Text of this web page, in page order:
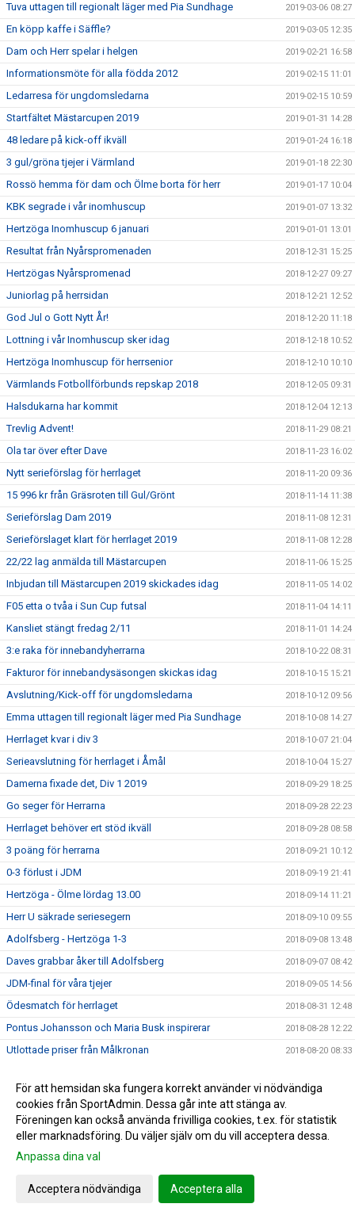
Tuva uttagen till regionalt läger med Pia Sundhage 2019-03-06 08:27
En köpp kaffe i Säffle? 2019-03-05 12:35
Dam och Herr spelar i helgen 2019-02-21 16:58
Informationsmöte för alla födda 2012 2019-02-15 11:01
Ledarresa för ungdomsledarna 2019-02-15 10:59
Startfältet Mästarcupen 2019 2019-01-31 14:28
48 ledare på kick-off ikväll 2019-01-24 16:18
3 gul/gröna tjejer i Värmland 2019-01-18 22:30
Rossö hemma för dam och Ölme borta för herr 2019-01-17 10:04
KBK segrade i vår inomhuscup 2019-01-07 13:32
Hertzöga Inomhuscup 6 januari 2019-01-01 13:01
Resultat från Nyårspromenaden 2018-12-31 15:25
Hertzögas Nyårspromenad 2018-12-27 09:27
Juniorlag på herrsidan 2018-12-21 12:52
God Jul o Gott Nytt År! 2018-12-20 11:18
Lottning i vår Inomhuscup sker idag 2018-12-18 10:52
Hertzöga Inomhuscup för herrsenior 2018-12-10 10:10
Värmlands Fotbollförbunds repskap 2018 2018-12-05 09:31
Halsdukarna har kommit 2018-12-04 12:13
Trevlig Advent! 2018-11-29 08:21
Ola tar över efter Dave 2018-11-23 16:02
Nytt serieförslag för herrlaget 2018-11-20 09:36
15 996 kr från Gräsroten till Gul/Grönt 2018-11-14 11:38
Serieförslag Dam 2019 2018-11-08 12:31
Serieförslaget klart för herrlaget 2019 2018-11-08 12:28
22/22 lag anmälda till Mästarcupen 2018-11-06 15:25
Inbjudan till Mästarcupen 2019 skickades idag 2018-11-05 14:02
F05 etta o tvåa i Sun Cup futsal 2018-11-04 14:11
Kansliet stängt fredag 2/11 2018-11-01 14:24
3:e raka för innebandyherrarna 2018-10-22 08:31
Fakturor för innebandysäsongen skickas idag 2018-10-15 15:21
Avslutning/Kick-off för ungdomsledarna 2018-10-12 09:56
Emma uttagen till regionalt läger med Pia Sundhage 2018-10-08 14:27
Herrlaget kvar i div 3 2018-10-07 21:04
Serieavslutning för herrlaget i Åmål 2018-10-04 15:27
Damerna fixade det, Div 1 2019 2018-09-29 18:25
Go seger för Herrarna 2018-09-28 22:23
Herrlaget behöver ert stöd ikväll 2018-09-28 08:58
3 poäng för herrarna 2018-09-21 10:12
0-3 förlust i JDM 2018-09-19 21:41
Hertzöga - Ölme lördag 13.00 2018-09-14 11:21
Herr U säkrade seriesegern 2018-09-10 09:55
Adolfsberg - Hertzöga 1-3 2018-09-08 13:48
Daves grabbar åker till Adolfsberg 2018-09-07 08:42
JDM-final för våra tjejer 2018-09-05 14:56
Ödesmatch för herrlaget 2018-08-31 12:48
Pontus Johansson och Maria Busk inspirerar 2018-08-28 12:22
Utlottade priser från Målkronan 2018-08-20 08:33
Hertzögakronan Lördag 18/8 2018-08-13 09:19
Seger 2-1 mot Bosna 92 2018-08-09 11:29
Mv utbildning flyttad 2018-08-07 17:34
10-åringarnas Cup 2018
Japan tränar på Ilanda IP
10-åringarnas cup och nytt rekord
För att hemsidan ska fungera korrekt använder vi nödvändiga
cookies från SportAdmin. Dessa går inte att stänga av.
Föreningen kan också använda frivilliga cookies, t.ex. för statistik
eller marknadsföring. Du väljer själv om du vill acceptera dessa.
Anpassa dina val
Acceptera nödvändiga Acceptera alla